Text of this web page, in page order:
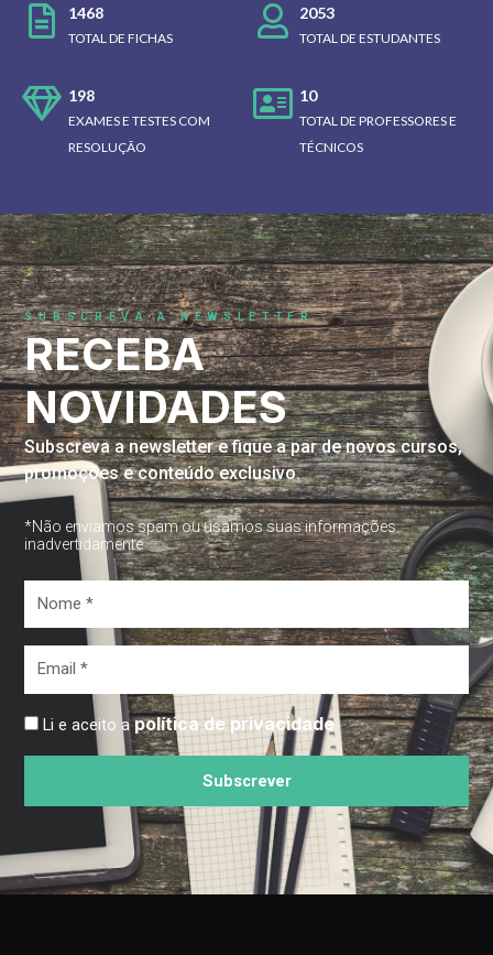
1468
TOTAL DE FICHAS
2053
TOTAL DE ESTUDANTES
198
EXAMES E TESTES COM
RESOLUÇÃO
10
TOTAL DE PROFESSORES E
TÉCNICOS
SUBSCREVA A NEWSLETTER
RECEBA
NOVIDADES
Subscreva a newsletter e fique a par de novos cursos,
promoções e conteúdo exclusivo.
*Não enviamos spam ou usamos suas informações
inadvertidamente
Li e aceito apolítica de privacidade
Subscrever